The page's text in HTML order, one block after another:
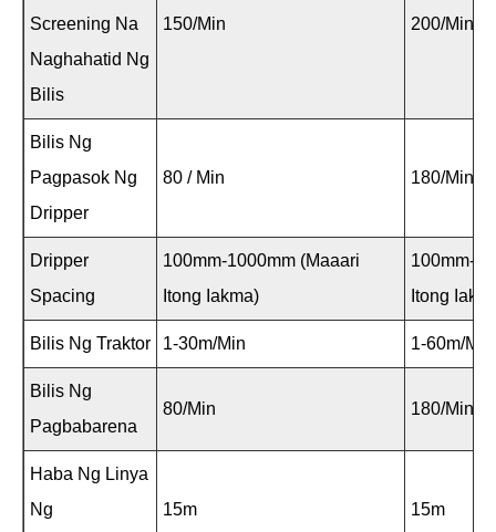
Screening Na
Naghahatid Ng
Bilis
150/min 200/min
Bilis Ng
Pagpasok Ng
Dripper
80 / Min 180/min
Dripper
Spacing
100mm-1000mm (Maaari
Itong Iakma)
100mm-
Itong
Bilis Ng Traktor 1-30m/min 1-60m/min
Bilis Ng
Pagbabarena
80/min 180/min
Haba Ng Linya
Ng
15m 15m